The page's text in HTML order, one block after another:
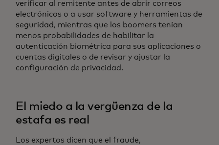
verificar al remitente antes de abrir correos
electrónicos o a usar software y herramientas de
seguridad, mientras que los boomers tenían
menos probabilidades de habilitar la
autenticación biométrica para sus aplicaciones o
cuentas digitales o de revisar y ajustar la
configuración de privacidad.
El miedo a la vergüenza de la
estafa es real
Los expertos dicen que el fraude,